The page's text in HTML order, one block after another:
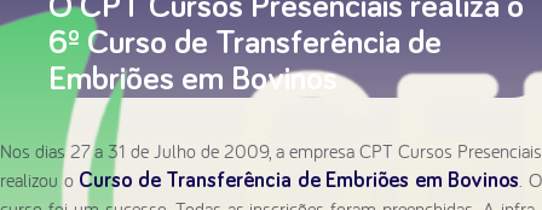
O CPT Cursos Presenciais realiza o
6º Curso de Transferência de
Embriões em Bovinos
Nos dias 27 a 31 de Julho de 2009, a empresa CPT Cursos Presenciais
realizou o Curso de Transferência de Embriões em Bovinos. O